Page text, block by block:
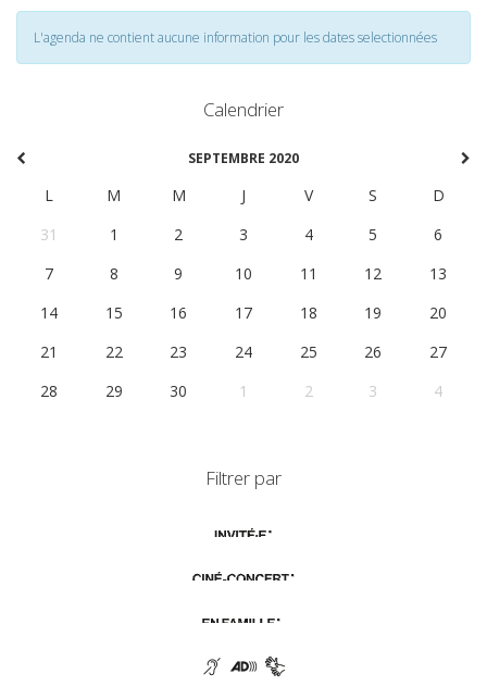
L'agenda ne contient aucune information pour les dates selectionnées
Calendrier
SEPTEMBRE 2020
L M M J V S
D
31
1 2 3 4 5
6
7
8 9 10 11 12
13
14
15 16 17 18 19
20
21
22 23 24 25 26
27
28
29 30 1 2 3 4
Filtrer par